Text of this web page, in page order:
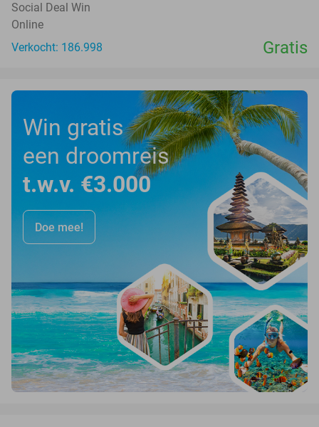
Social Deal Win
Online
Verkocht: 186.998
Gratis
Win gratis
een droomreis
t.w.v. €3.000
Doe mee!